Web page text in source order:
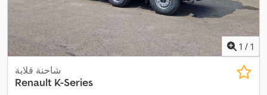
1 / 1
شاحنة قلابة
Renault K-Series